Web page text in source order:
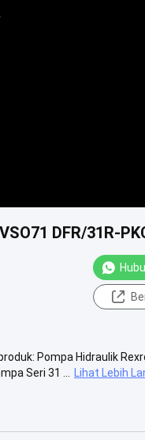
DFR/31R-
Pompa Hidraulik
Seri 31 ...
Lihat Lebih